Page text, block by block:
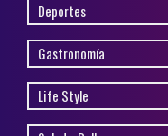
Deportes
Gastronomía
Life Style